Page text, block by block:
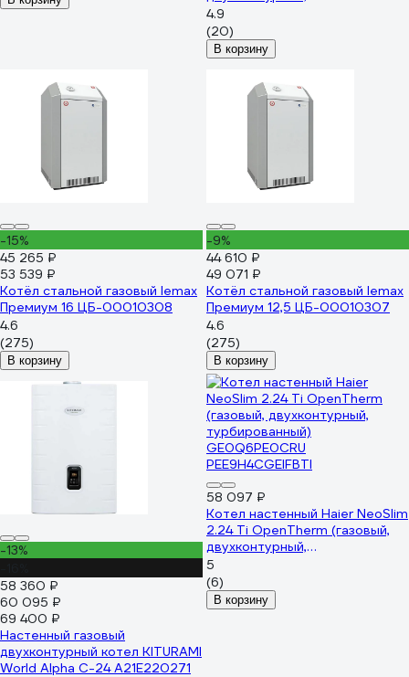
турбированный)
GE0Q6NE0CRU
PEE9H4CGEIF95H
4.9
(20)
В корзину
-15%
45 265 ₽
53 539 ₽
Котёл стальной газовый lemax
Премиум 16 ЦБ-00010308
4.6
(275)
В корзину
-9%
44 610 ₽
49 071 ₽
Котёл стальной газовый lemax
Премиум 12,5 ЦБ-00010307
4.6
(275)
В корзину
-13%
58 360 ₽
60 095 ₽
69 400 ₽
Настенный газовый
двухконтурный котел KITURAMI
World Alpha C-24 A21E220271
58 097 ₽
Котел настенный Haier NeoSlim
2.24 Ti OpenTherm (газовый,
двухконтурный,
турбированный)
GE0Q6PE0CRU
PEE9H4CGEIFBTI
5
(6)
В корзину